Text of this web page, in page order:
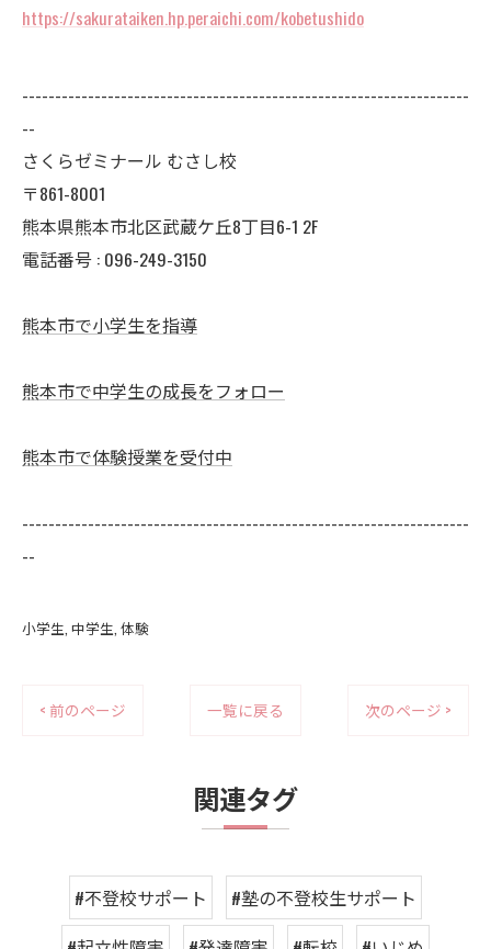
https://sakurataiken.hp.peraichi.com/kobetushido
--------------------------------------------------------------------
--
さくらゼミナール むさし校
〒861-8001
熊本県熊本市北区武蔵ケ丘8丁目6-1 2F
電話番号 : 096-249-3150
熊本市で小学生を指導
熊本市で中学生の成長をフォロー
熊本市で体験授業を受付中
--------------------------------------------------------------------
--
小学生 中学生 体験
< 前のページ 一覧に戻る 次のページ >
関連タグ
#不登校サポート
#塾の不登校生サポート